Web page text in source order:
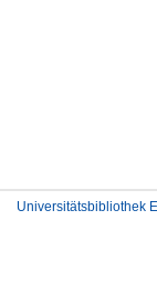
Universitätsbibliothek